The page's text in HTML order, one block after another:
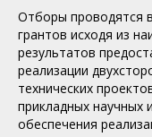
Отборы проводятся
грантов исходя из
результатов
реализации
технических
прикладных научных
обеспечения